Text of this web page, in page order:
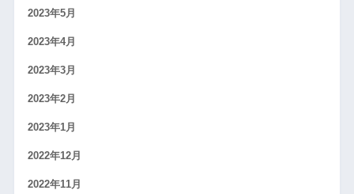
2023年5月
2023年4月
2023年3月
2023年2月
2023年1月
2022年12月
2022年11月